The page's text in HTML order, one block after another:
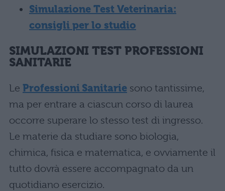
Simulazione Test Veterinaria:
consigli per lo studio
SIMULAZIONI TEST PROFESSIONI
SANITARIE
Le Professioni Sanitariesono tantissime,
ma per entrare a ciascun corso di laurea
occorre superare lo stesso test di ingresso.
Le materie da studiare sono biologia,
chimica, fisica e matematica, e ovviamente il
tutto dovrà essere accompagnato da un
quotidiano esercizio.